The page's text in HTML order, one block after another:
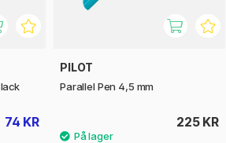
74 KR
PILOT
Parallel Pen 4,5 mm
225 KR